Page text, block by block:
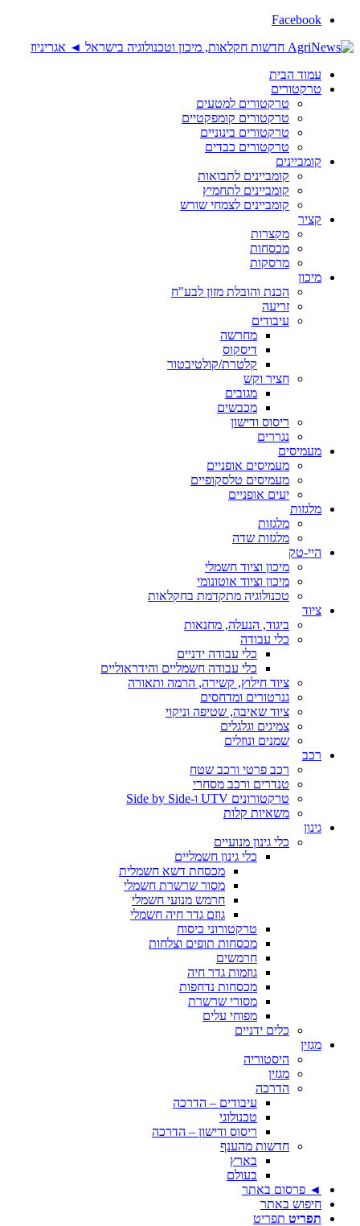
Facebook
עמוד הבית
טרקטורים
טרקטורים למטעים
טרקטורים קומפקטיים
טרקטורים בינוניים
טרקטורים כבדים
קומביינים
קומביינים לתבואות
קומביינים לתחמיץ
קומביינים לצמחי שורש
קציר
מקצרות
מכסחות
מרסקות
מיכון
הכנת והובלת מזון לבע"ח
זריעה
עיבודים
מחרשה
דיסקוס
קלטרת/קולטיבטור
חציר וקש
מגובים
מכבשים
ריסוס ודישון
נגררים
מעמיסים
מעמיסים אופניים
מעמיסים טלסקופיים
יעים אופניים
מלגזות
מלגזות
מלגזות שדה
היי-טק
מיכון וציוד חשמלי
מיכון וציוד אוטונומי
טכנולוגיה מתקדמת בחקלאות
ציוד
ביגוד, הנעלה, מחנאות
כלי עבודה
כלי עבודה ידניים
כלי עבודה חשמליים והידראוליים
ציוד חילוץ, קשירה, הרמה ותאורה
גנרטורים ומדחסים
ציוד שאיבה, שטיפה וניקוי
צמיגים וגלגלים
שמנים ונוזלים
רכב
רכב פרטי ורכב שטח
טנדרים ורכב מסחרי
טרקטורונים UTV ו-Side by Side
משאיות קלות
גינון
כלי גינון מנועיים
כלי גינון חשמליים
מכסחת דשא חשמלית
מסור שרשרת חשמלי
חרמש מנועי חשמלי
גוזם גדר חיה חשמלי
טרקטורוני כיסוח
מכסחות תופים וצלחות
חרמשים
גוזמות גדר חיה
מכסחות נדחפות
מסורי שרשרת
מפוחי עלים
כלים ידניים
מגזין
היסטוריה
מגזין
הדרכה
עיבודים – הדרכה
טכנולוגי
ריסוס ודישון – הדרכה
חדשות מהענף
בארץ
בעולם
◄ פרסום באתר
חיפוש באתר
תפריט תפריט